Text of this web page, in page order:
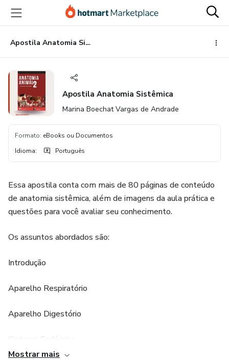
para
conteúdo
principal
para
pagamento
para
rodapé
Apostila Anatomia Sistêmica
Apostila Anatomia Sistêmica
Marina Boechat Vargas de Andrade
Formato: eBooks ou Documentos
Idioma: Português
Essa apostila conta com mais de 80 páginas de conteúdo
de anatomia sistêmica, além de imagens da aula prática e
questões para você avaliar seu conhecimento.
Os assuntos abordados são:
Introdução
Aparelho Respiratório
Aparelho Digestório
Sistema Endócrino
Mostrar mais